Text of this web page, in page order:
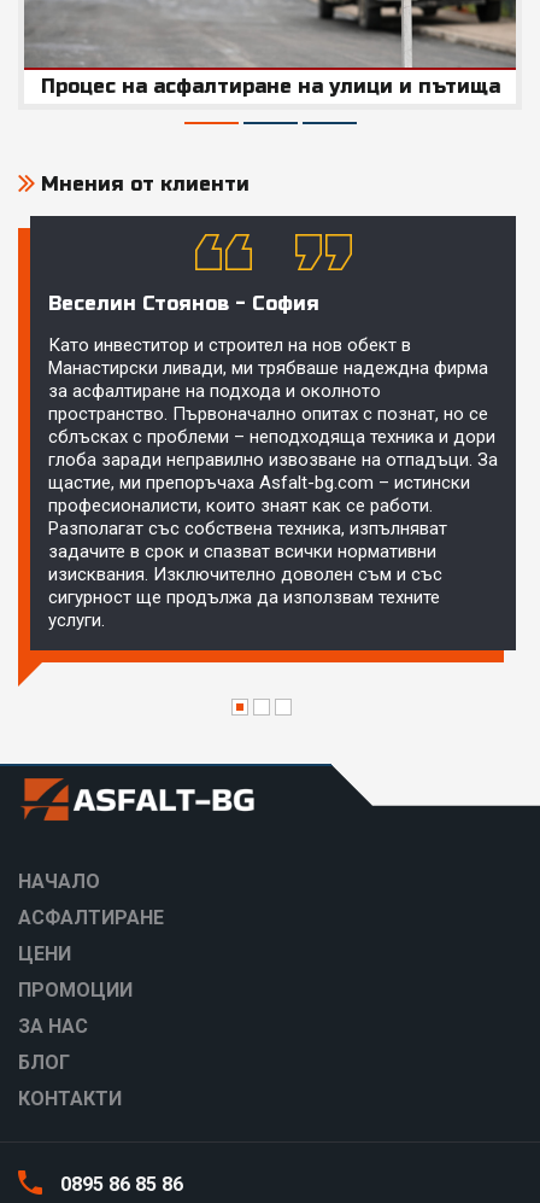
Процес на асфалтиране на улици и пътища
Мнения от клиенти
Веселин Стоянов - София
Като инвеститор и строител на нов обект в
Манастирски ливади, ми трябваше надеждна фирма
за асфалтиране на подхода и околното
пространство. Първоначално опитах с познат, но се
сблъсках с проблеми – неподходяща техника и дори
глоба заради неправилно извозване на отпадъци. За
щастие, ми препоръчаха Asfalt-bg.com – истински
професионалисти, които знаят как се работи.
Разполагат със собствена техника, изпълняват
задачите в срок и спазват всички нормативни
изисквания. Изключително доволен съм и със
сигурност ще продължа да използвам техните
услуги.
НАЧАЛО
АСФАЛТИРАНЕ
ЦЕНИ
ПРОМОЦИИ
ЗА НАС
БЛОГ
КОНТАКТИ
0895 86 85 86